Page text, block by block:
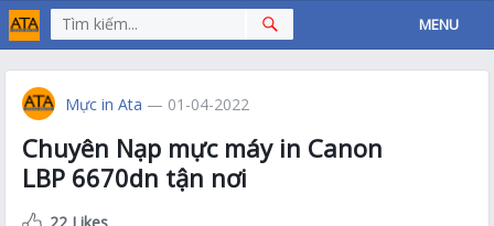
MENU
Mực in Ata — 01-04-2022
Chuyên Nạp mực máy in Canon
LBP 6670dn tận nơi